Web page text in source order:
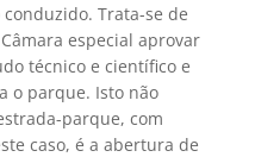
Trata-se de
especial aprovar
técnico e científico e
o parque. Isto não
parque, com
caso, é a abertura de